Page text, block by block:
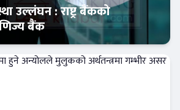
उल्लंघन : राष्ट्र बैंकको
बैंक